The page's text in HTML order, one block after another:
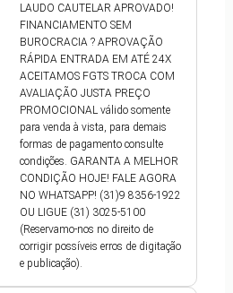
LAUDO CAUTELAR APROVADO!
FINANCIAMENTO SEM
BUROCRACIA ? APROVAÇÃO
RÁPIDA ENTRADA EM ATÉ 24X
ACEITAMOS FGTS TROCA COM
AVALIAÇÃO JUSTA PREÇO
PROMOCIONAL válido somente
para venda à vista, para demais
formas de pagamento consulte
condições. GARANTA A MELHOR
CONDIÇÃO HOJE! FALE AGORA
NO WHATSAPP! (31)9 8356-1922
OU LIGUE (31) 3025-5100
(Reservamo-nos no direito de
corrigir possíveis erros de digitação
e publicação).